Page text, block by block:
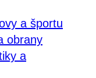
a športu
obrany
a